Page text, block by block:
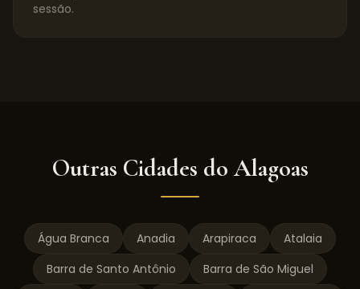
sessão.
Outras Cidades doAlagoas
Água Branca Anadia Arapiraca
Atalaia
Barra de Santo Antônio
Barra de São Miguel